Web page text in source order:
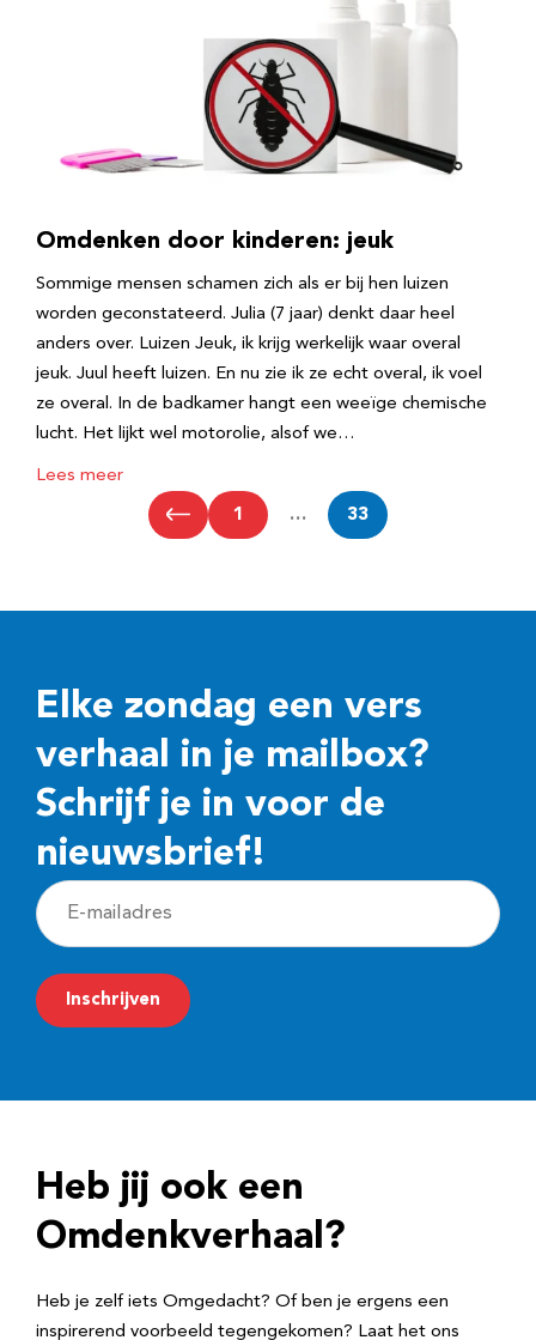
Omdenken door kinderen: jeuk
Sommige mensen schamen zich als er bij hen luizen
worden geconstateerd. Julia (7 jaar) denkt daar heel
anders over. Luizen Jeuk, ik krijg werkelijk waar overal
jeuk. Juul heeft luizen. En nu zie ik ze echt overal, ik voel
ze overal. In de badkamer hangt een weeïge chemische
lucht. Het lijkt wel motorolie, alsof we…
Lees meer
1 … 33
Elke zondag een vers
verhaal in je mailbox?
Schrijf je in voor de
nieuwsbrief!
E
-
m
a
r
e
Inschrijven
Heb jij ook een
Omdenkverhaal?
Heb je zelf iets Omgedacht? Of ben je ergens een
inspirerend voorbeeld tegengekomen? Laat het ons